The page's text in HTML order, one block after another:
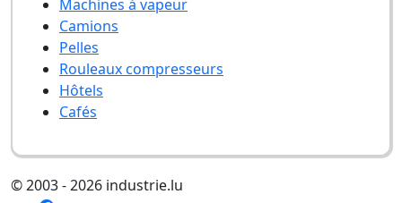
Machines à vapeur
Camions
Pelles
Rouleaux compresseurs
Hôtels
Cafés
© 2003 - 2026 industrie.lu